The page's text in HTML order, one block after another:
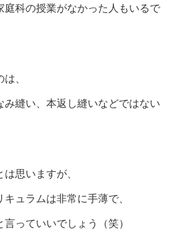
庭科の授業がなかった人もいるで
、
縫い、本返し縫いなどではない
思いますが、
ュラムは非常に手薄で、
っていいでしょう（笑）